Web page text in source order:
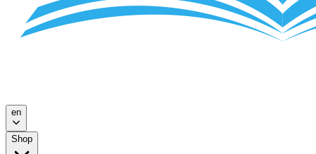
en
Shop